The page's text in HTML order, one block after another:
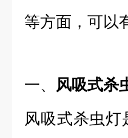
等方面，可以
一、 风吸式杀
风吸式杀虫